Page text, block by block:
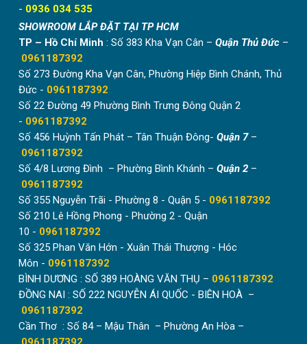
- 0936 034 535
SHOWROOM LẮP ĐẶT TẠI TP HCM
TP – Hồ Chí Minh : Số 383 Kha Vạn Cân – Quận Thủ Đức –
0961187392
Số 273 Đường Kha Vạn Cân, Phường Hiệp Bình Chánh, Thủ
Đức - 0961187392
Số 22 Đường 49 Phường Bình Trưng Đông Quận 2
- 0961187392
Số 456 Huỳnh Tấn Phát – Tân Thuận Đông- Quận 7–
0961187392
Số 4/8 Lương Đình – Phường Bình Khánh – Quận 2 –
0961187392
Số 355 Nguyễn Trãi - Phường 8 - Quận 5 - 0961187392
Số 210 Lê Hồng Phong - Phường 2 - Quận
10 - 0961187392
Số 325 Phan Văn Hớn - Xuân Thái Thượng - Hóc
Môn - 0961187392
BÌNH DƯƠNG : SỐ 389 HOÀNG VĂN THỤ – 0961187392
ĐỒNG NAI : SỐ 222 NGUYỄN ÁI QUỐC - BIÊN HOÀ –
0961187392
Cần Thơ : Số 84 – Mậu Thân – Phường An Hòa –